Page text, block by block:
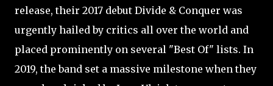
release, their 2017 debut Divide & Conquer was
urgently hailed by critics all over the world and
placed prominently on several "Best Of" lists. In
2019, the band set a massive milestone when they